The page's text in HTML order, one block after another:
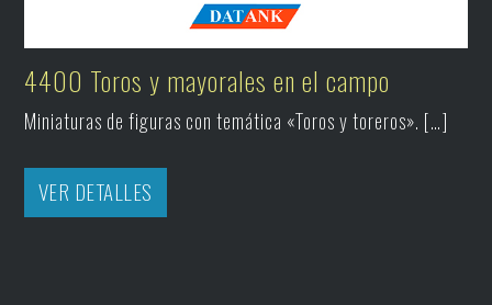
4400 Toros y mayorales en el campo
Miniaturas de figuras con temática «Toros y toreros». […]
VER DETALLES